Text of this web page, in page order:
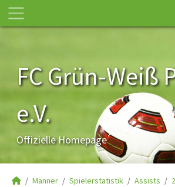
FC Grün-Weiß
e.V.
Offizielle Homepage
Männer Spielerstatistik Assists